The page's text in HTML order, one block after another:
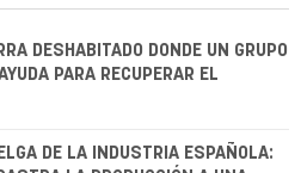
DESHABITADO DONDE UN GRUPO
PARA RECUPERAR EL
DE LA INDUSTRIA ESPAÑOLA: